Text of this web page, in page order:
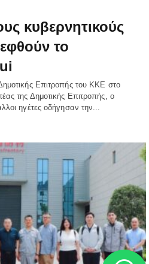
κυβερνητικούς
το
Επιτροπής του ΚΚΕ στο
της Δημοτικής Επιτροπής, ο
ηγέτες οδήγησαν την...